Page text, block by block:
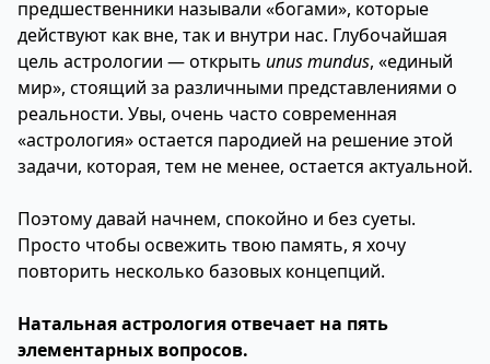
предшественники называли «богами», которые
действуют как вне, так и внутри нас. Глубочайшая
цель астрологии — открыть unus mundus, «единый
мир», стоящий за различными представлениями о
реальности. Увы, очень часто современная
«астрология» остается пародией на решение этой
задачи, которая, тем не менее, остается актуальной.
Поэтому давай начнем, спокойно и без суеты.
Просто чтобы освежить твою память, я хочу
повторить несколько базовых концепций.
Натальная астрология отвечает на пять
элементарных вопросов.